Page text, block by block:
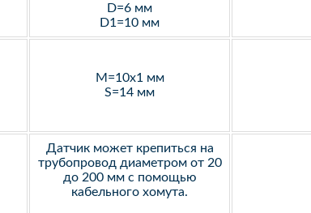
D=6 мм
D1=10 мм
M=10х1 мм
S=14 мм
Датчик может крепиться на
трубопровод диаметром от 20
до 200 мм с помощью
кабельного хомута.